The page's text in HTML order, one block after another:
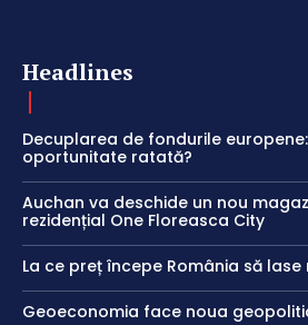
Headlines
Decuplarea de fondurile
oportunitate ratată?
Auchan va deschide un nou
rezidențial One Floreasca City
La ce preț începe România să
Geoeconomia face noua